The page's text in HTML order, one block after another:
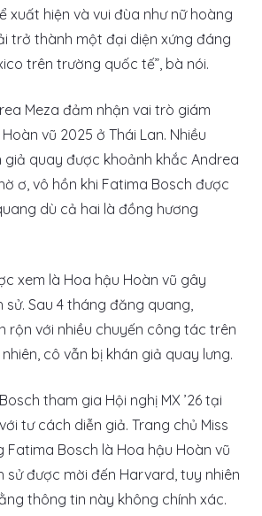
xuất hiện và vui đùa như nữ hoàng
trở thành một đại diện xứng đáng
trên trường quốc tế”, bà nói.
Meza đảm nhận vai trò giám
vũ 2025 ở Thái Lan. Nhiều
quay được khoảnh khắc Andrea
ơ, vô hồn khi Fatima Bosch được
dù cả hai là đồng hương
xem là Hoa hậu Hoàn vũ gây
Sau 4 tháng đăng quang,
rộn với nhiều chuyến công tác trên
cô vẫn bị khán giả quay lưng.
tham gia Hội nghị MX ’26 tại
tư cách diễn giả. Trang chủ Miss
Fatima Bosch là Hoa hậu Hoàn vũ
sử được mời đến Harvard, tuy nhiên
thông tin này không chính xác.